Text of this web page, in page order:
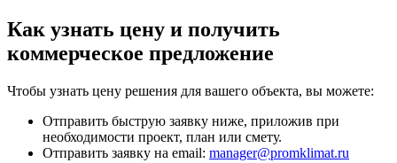
Как узнать цену и получить
коммерческое предложение
Чтобы узнать цену решения для вашего объекта, вы можете:
Отправить быструю заявку ниже, приложив при
необходимости проект, план или смету.
Отправить заявку на email: manager@promklimat.ru